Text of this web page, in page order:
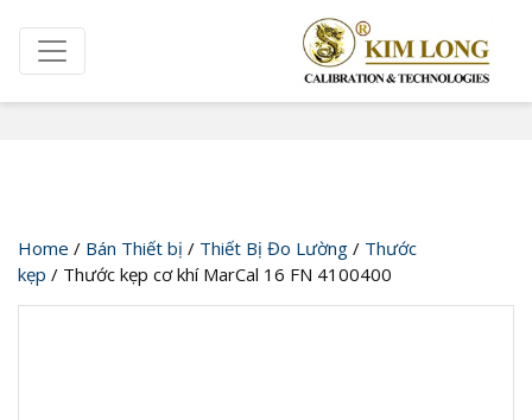
Cửa hàng
Home / Bán Thiết bị / Thiết Bị Đo Lường / Thước
kẹp / Thước kẹp cơ khí MarCal 16 FN 4100400